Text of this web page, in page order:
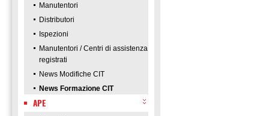
Manutentori
Distributori
Ispezioni
Manutentori / Centri di assistenza
registrati
News Modifiche CIT
News Formazione CIT
APE